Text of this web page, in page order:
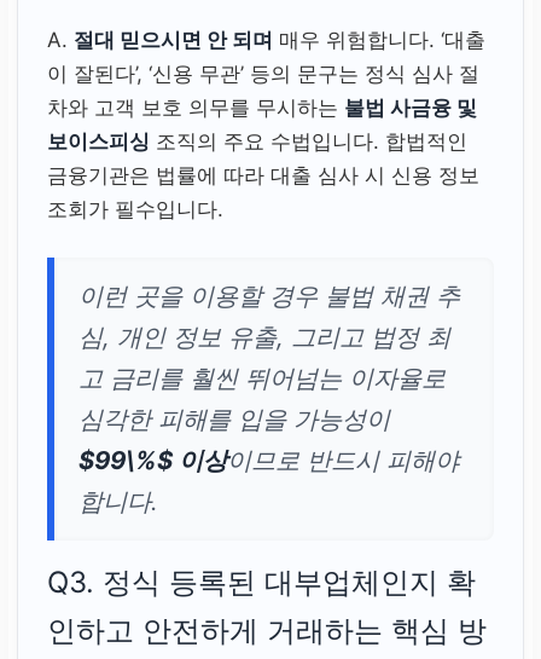
A. 절대 믿으시면 안 되며 매우 위험합니다. ‘대출
이 잘된다’, ‘신용 무관’ 등의 문구는 정식 심사 절
차와 고객 보호 의무를 무시하는 불법 사금융 및
보이스피싱 조직의 주요 수법입니다. 합법적인
금융기관은 법률에 따라 대출 심사 시 신용 정보
조회가 필수입니다.
이런 곳을 이용할 경우 불법 채권 추
심, 개인 정보 유출, 그리고 법정 최
고 금리를 훨씬 뛰어넘는 이자율로
심각한 피해를 입을 가능성이
$99\%$ 이상이므로 반드시 피해야
합니다.
Q3. 정식 등록된 대부업체인지 확
인하고 안전하게 거래하는 핵심 방